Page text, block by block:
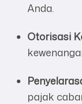
Anda.
Otorisasi
pajak